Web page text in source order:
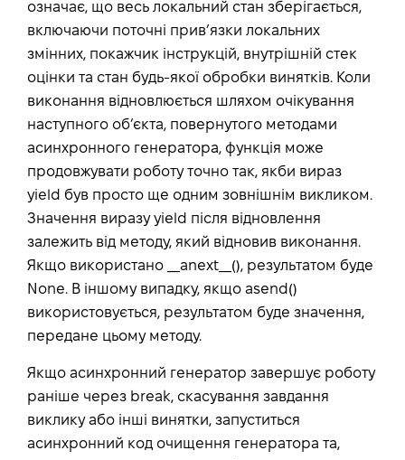
означає, що весь локальний стан зберігається,
включаючи поточні прив’язки локальних
змінних, покажчик інструкцій, внутрішній стек
оцінки та стан будь-якої обробки винятків. Коли
виконання відновлюється шляхом очікування
наступного об’єкта, повернутого методами
асинхронного генератора, функція може
продовжувати роботу точно так, якби вираз
yield був просто ще одним зовнішнім викликом.
Значення виразу yield після відновлення
залежить від методу, який відновив виконання.
Якщо використано __anext__(), результатом буде
None. В іншому випадку, якщо asend()
використовується, результатом буде значення,
передане цьому методу.
Якщо асинхронний генератор завершує роботу
раніше через break, скасування завдання
виклику або інші винятки, запуститься
асинхронний код очищення генератора та,